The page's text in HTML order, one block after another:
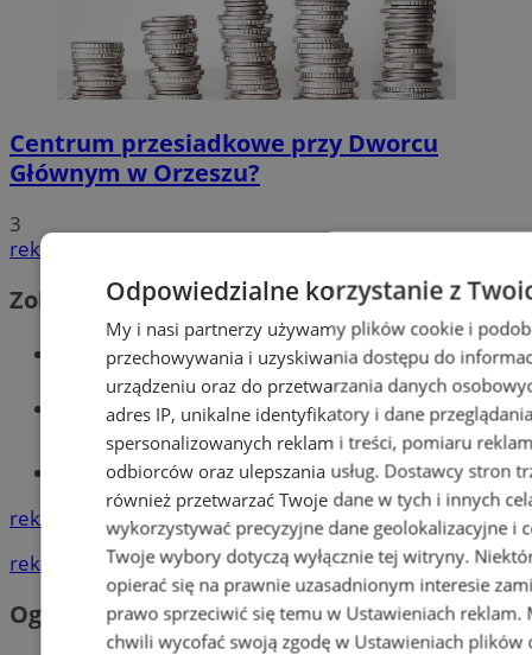
Centrum przesiadkowe przy Dworcu
Głównym w Orzeszu?
3
reklama
Zobacz również
Wiadomości kryminalne w Orzeszu
Wiadomości lokalne
Tworzenie stron www - Orzesze
reklama
reklama
Ogłoszenia
Odpowiedzialne korzystanie z
My i nasi partnerzy używamy plików cookie i
przechowywania i uzyskiwania dostępu do
urządzeniu oraz do przetwarzania danych
adres IP, unikalne identyfikatory i dane
spersonalizowanych reklam i treści, pomiaru
odbiorców oraz ulepszania usług. Dostawcy stron
również przetwarzać Twoje dane w tych i innych
wykorzystywać precyzyjne dane geolokalizacyjne i
Twoje wybory dotyczą wyłącznie tej witryny.
opierać się na prawnie uzasadnionym interesie
prawo sprzeciwić się temu w Ustawieniach reklam.
chwili wycofać swoją zgodę w Ustawieniach plików